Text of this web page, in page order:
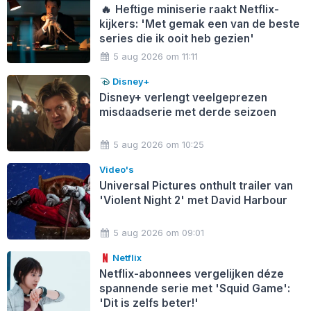
🔥 Heftige miniserie raakt Netflix-
kijkers: 'Met gemak een van de beste
series die ik ooit heb gezien'
5 aug 2026 om 11:11
Disney+
Disney+ verlengt veelgeprezen
misdaadserie met derde seizoen
5 aug 2026 om 10:25
Video's
Universal Pictures onthult trailer van
'Violent Night 2' met David Harbour
5 aug 2026 om 09:01
Netflix
Netflix-abonnees vergelijken déze
spannende serie met 'Squid Game':
'Dit is zelfs beter!'